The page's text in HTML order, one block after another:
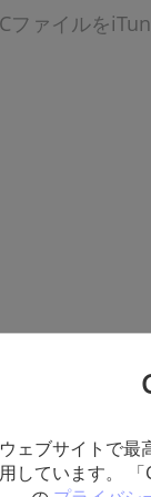
ファイルを
ェブサイトで最
しています。